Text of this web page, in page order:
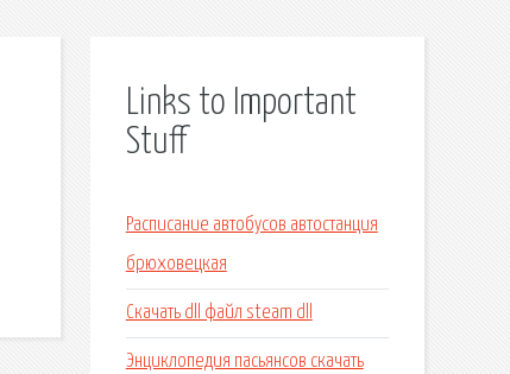
Links to Important
Stuff
Расписание автобусов автостанция
брюховецкая
Скачать dll файл steam dll
Энциклопедия пасьянсов скачать